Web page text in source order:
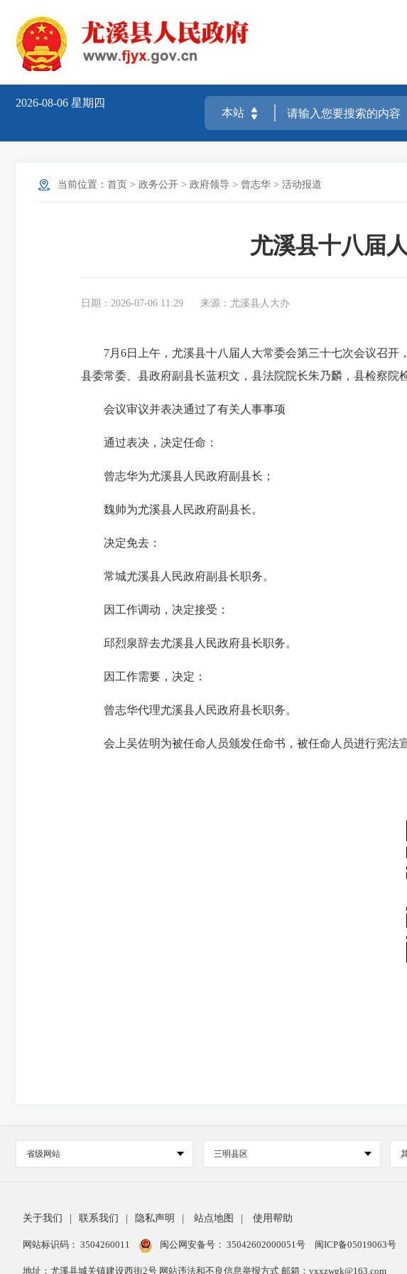
2026-08-06 星期四
当前位置： 首页 > 政务公开 > 政府领导 > 曾志华 > 活动报道
尤溪县十八届
日期：2026-07-06 11:29 来源：尤溪县人大办
7月6日上午，尤溪县十八届人大常委会第三十七次会议召开
县委常委、县政府副县长蓝积文，县法院院长朱乃麟，县检察
会议审议并表决通过了有关人事事项
通过表决，决定任命：
曾志华为尤溪县人民政府副县长；
魏帅为尤溪县人民政府副县长。
决定免去：
常城尤溪县人民政府副县长职务。
因工作调动，决定接受：
邱烈泉辞去尤溪县人民政府县长职务。
因工作需要，决定：
曾志华代理尤溪县人民政府县长职务。
会上吴佐明为被任命人员颁发任命书，被任命人员进行宪法宣
省级网站 三明县区
关于我们 联系我们 隐私声明 站点地图 使用帮助
网站标识码： 3504260011 闽公网安备号： 35042602000051号 闽ICP备05019063号
地址：尤溪县城关镇建设西街2号 网站违法和不良信息举报方式 邮箱：yxxzwgk@163.com